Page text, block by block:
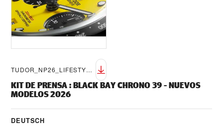
TUDOR_NP26_LIFESTYLE_BLACK_BAY_CHRONO_39_5
KIT DE PRENSA:BLACK BAY CHRONO 39 - NUEVOS
MODELOS 2026
DEUTSCH